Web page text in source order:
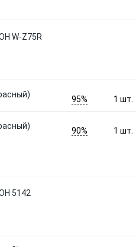
W-Z75R
95% 1шт.
90% 1шт.
5142